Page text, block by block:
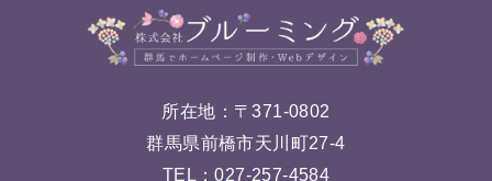
所在地：〒371-0802
群馬県前橋市天川町27-4
TEL：027-257-4584